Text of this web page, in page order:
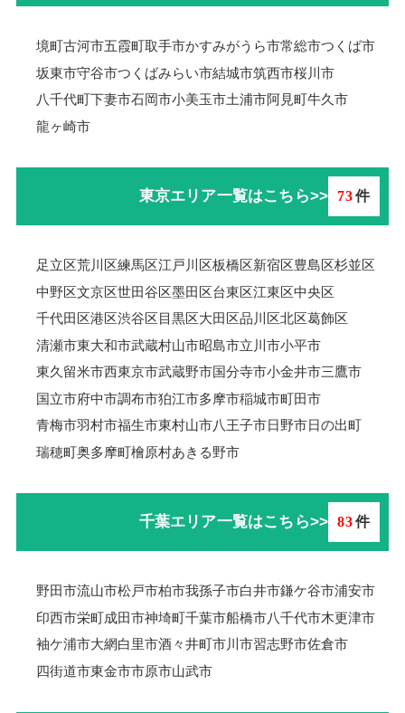
境町古河市五霞町取手市かすみがうら市常総市つくば市
坂東市守谷市つくばみらい市結城市筑西市桜川市
八千代町下妻市石岡市小美玉市土浦市阿見町牛久市
龍ヶ崎市
東京エリア一覧はこちら>> 73件
足立区荒川区練馬区江戸川区板橋区新宿区豊島区杉並区
中野区文京区世田谷区墨田区台東区江東区中央区
千代田区港区渋谷区 目黒区大田区品川区北区葛飾区
清瀬市東大和市武蔵村山市昭島市立川市小平市
東久留米市西東京市武蔵野市国分寺市小金井市三鷹市
国立市府中市調布市狛江市多摩市稲城市町田市
青梅市羽村市福生市東村山市八王子市日野市日の出町
瑞穂町奥多摩町檜原村あきる野市
千葉エリア一覧はこちら>> 83件
野田市流山市松戸市柏市我孫子市白井市鎌ケ谷市浦安市
印西市栄町成田市神埼町千葉市船橋市八千代市木更津市
袖ケ浦市大網白里市酒々井町市川市習志野市佐倉市
四街道市東金市市原市山武市